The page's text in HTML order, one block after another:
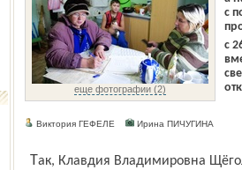
еще фотографии (2)
с
с
Виктория ГЕФЕЛЕ Ирина ПИЧУГИНА
Так, Клавдия Владимировна Щёголева, руководитель переписного пункта, озабочена: